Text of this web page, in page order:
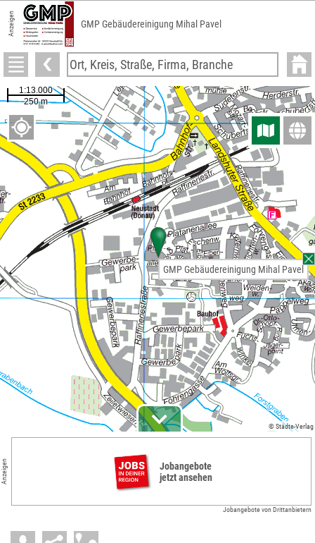
Anzeigen GMP Gebäudereinigung Mihal Pavel
© Städte-Verlag
GMP Gebäudereinigung Mihal Pavel
Anzeigen
Jobangebote
jetzt ansehen
Jobangebote von Drittanbietern